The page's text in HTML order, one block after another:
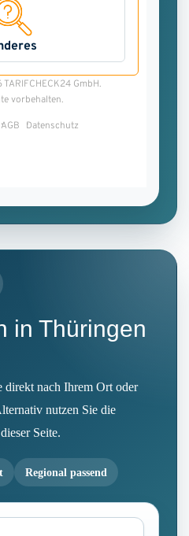
in Thüringen
direkt nach Ihrem Ort oder
nutzen Sie die
Seite.
Regional passend